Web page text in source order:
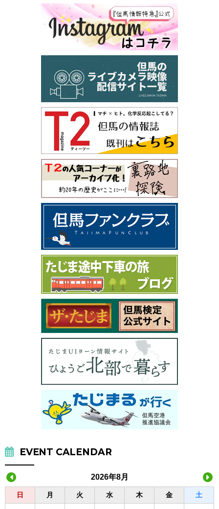
EVENT CALENDAR
2026年8月
日 月 火 水 木 金 土